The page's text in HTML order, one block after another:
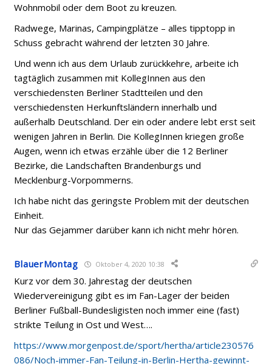
Wohnmobil oder dem Boot zu kreuzen.
Radwege, Marinas, Campingplätze – alles tipptopp in
Schuss gebracht während der letzten 30 Jahre.
Und wenn ich aus dem Urlaub zurückkehre, arbeite ich
tagtäglich zusammen mit KollegInnen aus den
verschiedensten Berliner Stadtteilen und den
verschiedensten Herkunftsländern innerhalb und
außerhalb Deutschland. Der ein oder andere lebt erst seit
wenigen Jahren in Berlin. Die KollegInnen kriegen große
Augen, wenn ich etwas erzähle über die 12 Berliner
Bezirke, die Landschaften Brandenburgs und
Mecklenburg-Vorpommerns.
Ich habe nicht das geringste Problem mit der deutschen
Einheit.
Nur das Gejammer darüber kann ich nicht mehr hören.
BlauerMontag Oktober 4, 2020 10:38
Kurz vor dem 30. Jahrestag der deutschen
Wiedervereinigung gibt es im Fan-Lager der beiden
Berliner Fußball-Bundesligisten noch immer eine (fast)
strikte Teilung in Ost und West….
https://www.morgenpost.de/sport/hertha/article230576
086/Noch-immer-Fan-Teilung-in-Berlin-Hertha-gewinnt-